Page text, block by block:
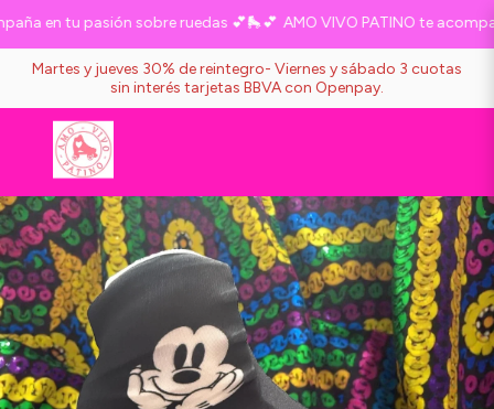
en tu pasión sobre ruedas 💕🛼💕 AMO VIVO PATINO te
Martes y jueves 30% de reintegro- Viernes y sábado 3 cuotas
sin interés tarjetas BBVA con Openpay.